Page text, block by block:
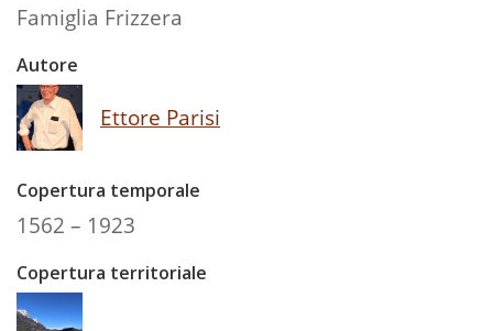
Famiglia Frizzera
Autore
Ettore Parisi
Copertura temporale
1562 – 1923
Copertura territoriale